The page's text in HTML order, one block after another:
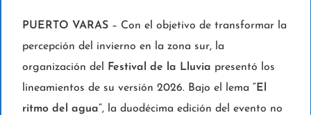
PUERTO VARAS– Con el objetivo de transformar la
percepción del invierno en la zona sur, la
organización del
Festival de la Lluvia presentó los
lineamientos de su versión 2026. Bajo el lema “El
ritmo del agua”, la duodécima edición del evento no